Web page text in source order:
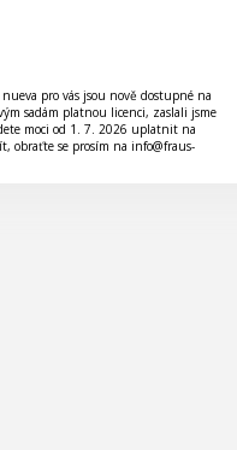
pro vás jsou nově dostupné na
sadám platnou licenci, zaslali jsme
moci od 1. 7. 2026 uplatnit na
obraťte se prosím na info@fraus-